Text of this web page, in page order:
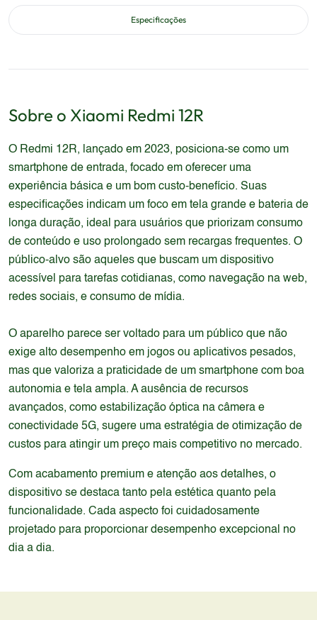
Especificações
Sobre o Xiaomi Redmi 12R
O Redmi 12R, lançado em 2023, posiciona-se como um
smartphone de entrada, focado em oferecer uma
experiência básica e um bom custo-benefício. Suas
especificações indicam um foco em tela grande e bateria de
longa duração, ideal para usuários que priorizam consumo
de conteúdo e uso prolongado sem recargas frequentes. O
público-alvo são aqueles que buscam um dispositivo
acessível para tarefas cotidianas, como navegação na web,
redes sociais, e consumo de mídia.
O aparelho parece ser voltado para um público que não
exige alto desempenho em jogos ou aplicativos pesados,
mas que valoriza a praticidade de um smartphone com boa
autonomia e tela ampla. A ausência de recursos
avançados, como estabilização óptica na câmera e
conectividade 5G, sugere uma estratégia de otimização de
custos para atingir um preço mais competitivo no mercado.
Com acabamento premium e atenção aos detalhes, o
dispositivo se destaca tanto pela estética quanto pela
funcionalidade. Cada aspecto foi cuidadosamente
projetado para proporcionar desempenho excepcional no
dia a dia.